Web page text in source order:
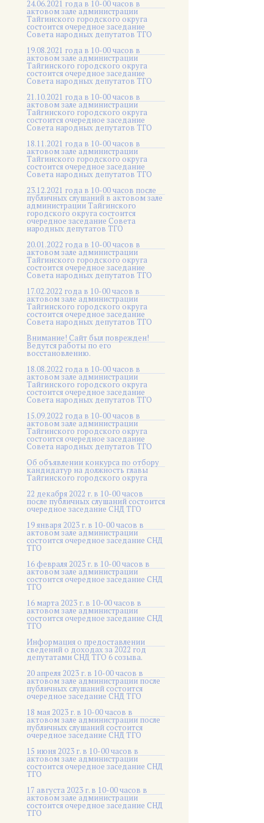
24.06.2021 года в 10-00 часов в
актовом зале администрации
Тайгинского городского округа
состоится очередное заседание
Совета народных депутатов ТГО
19.08.2021 года в 10-00 часов в
актовом зале администрации
Тайгинского городского округа
состоится очередное заседание
Совета народных депутатов ТГО
21.10.2021 года в 10-00 часов в
актовом зале администрации
Тайгинского городского округа
состоится очередное заседание
Совета народных депутатов ТГО
18.11.2021 года в 10-00 часов в
актовом зале администрации
Тайгинского городского округа
состоится очередное заседание
Совета народных депутатов ТГО
23.12.2021 года в 10-00 часов после
публичных слушаний в актовом зале
администрации Тайгинского
городского округа состоится
очередное заседание Совета
народных депутатов ТГО
20.01.2022 года в 10-00 часов в
актовом зале администрации
Тайгинского городского округа
состоится очередное заседание
Совета народных депутатов ТГО
17.02.2022 года в 10-00 часов в
актовом зале администрации
Тайгинского городского округа
состоится очередное заседание
Совета народных депутатов ТГО
Внимание! Сайт был поврежден!
Ведутся работы по его
восстановлению.
18.08.2022 года в 10-00 часов в
актовом зале администрации
Тайгинского городского округа
состоится очередное заседание
Совета народных депутатов ТГО
15.09.2022 года в 10-00 часов в
актовом зале администрации
Тайгинского городского округа
состоится очередное заседание
Совета народных депутатов ТГО
Об объявлении конкурса по отбору
кандидатур на должность главы
Тайгинского городского округа
22 декабря 2022 г. в 10-00 часов
после публичных слушаний состоится
очередное заседание СНД ТГО
19 января 2023 г. в 10-00 часов в
актовом зале администрации
состоится очередное заседание СНД
ТГО
16 февраля 2023 г. в 10-00 часов в
актовом зале администрации
состоится очередное заседание СНД
ТГО
16 марта 2023 г. в 10-00 часов в
актовом зале администрации
состоится очередное заседание СНД
ТГО
Информация о предоставлении
сведений о доходах за 2022 год
депутатами СНД ТГО 6 созыва.
20 апреля 2023 г. в 10-00 часов в
актовом зале администрации после
публичных слушаний состоится
очередное заседание СНД ТГО
18 мая 2023 г. в 10-00 часов в
актовом зале администрации после
публичных слушаний состоится
очередное заседание СНД ТГО
15 июня 2023 г. в 10-00 часов в
актовом зале администрации
состоится очередное заседание СНД
ТГО
17 августа 2023 г. в 10-00 часов в
актовом зале администрации
состоится очередное заседание СНД
ТГО